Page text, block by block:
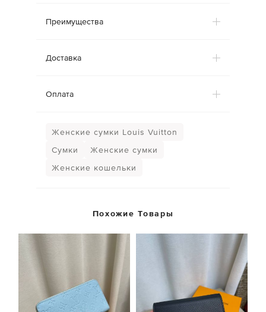
Преимущества
Доставка
Оплата
Женские сумки Louis Vuitton
Сумки
Женские сумки
Женские кошельки
Похожие Товары